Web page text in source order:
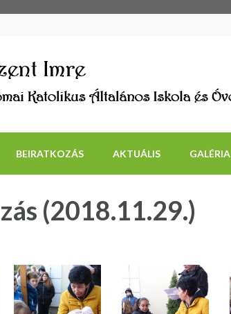
BEIRATKOZÁS AKTUÁLIS GALÉRIA
(2018.11.29.)